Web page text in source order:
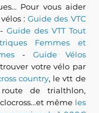
Pour vous aider
vélos :Guide des VTC
- Guide des VTT Tout
Femmes et
-Guide Vélos
votre vélo par
country, le vtt de
de trialthlon,
même les